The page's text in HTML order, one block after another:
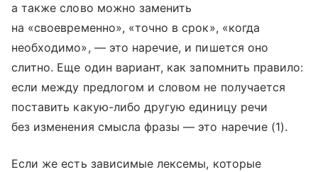
а также слово можно заменить
на «своевременно», «точно в срок», «когда
необходимо», — это наречие, и пишется оно
слитно. Еще один вариант, как запомнить правило:
если между предлогом и словом не получается
поставить какую-либо другую единицу речи
без изменения смысла фразы — это наречие (1).
Если же есть зависимые лексемы, которые